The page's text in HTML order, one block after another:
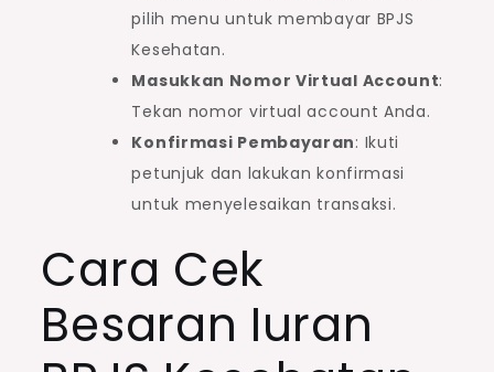
pilih menu untuk membayar BPJS
Kesehatan.
Masukkan Nomor Virtual Account:
Tekan nomor virtual account Anda.
Konfirmasi Pembayaran: Ikuti
petunjuk dan lakukan konfirmasi
untuk menyelesaikan transaksi.
Cara Cek
Besaran Iuran